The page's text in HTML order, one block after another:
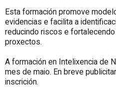
Esta formación promove
evidencias e facilita a
reducindo riscos e
proxectos.
A formación en Intelixencia de
mes de maio. En breve
inscrición.